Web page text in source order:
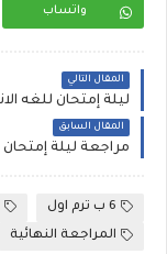
واتساب
المقال التالي
المقال السابق
6 ب ترم اول
المراجعة النهائية